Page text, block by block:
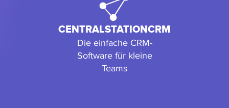
CENTRALSTATIONCRM
Die einfache CRM-
Software für kleine
Teams